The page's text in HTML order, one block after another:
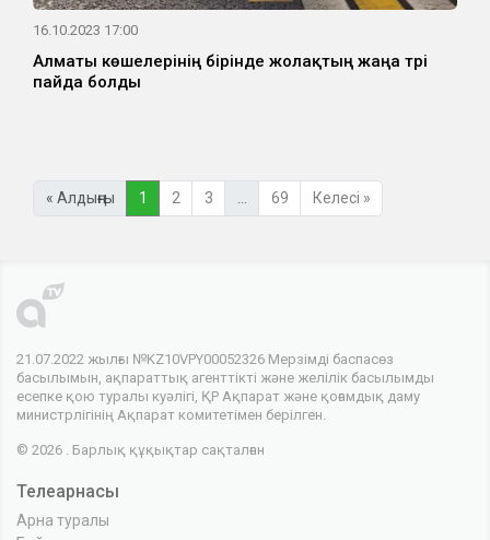
16.10.2023 17:00
Алматы көшелерінің бірінде жолақтың жаңа түрі
пайда болды
« Алдыңғы 1 2 3 69 Келесі »
21.07.2022 жылғы №KZ10VPY00052326 Мерзімді баспасөз
басылымын, ақпараттық агенттікті және желілік басылымды
есепке қою туралы куәлігі, ҚР Ақпарат және қоғамдық даму
министрлігінің Ақпарат комитетімен берілген.
© 2026 . Барлық құқықтар сақталған
Телеарнасы
Арна туралы